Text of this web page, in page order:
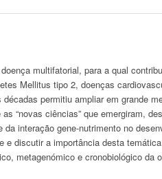
multifatorial, para a qual
Mellitus tipo 2, doenças
permitiu ampliar em grande
“novas ciências” que emergiram,
da interação gene-nutrimento no
e discutir a importância desta
metagenómico e cronobiológico